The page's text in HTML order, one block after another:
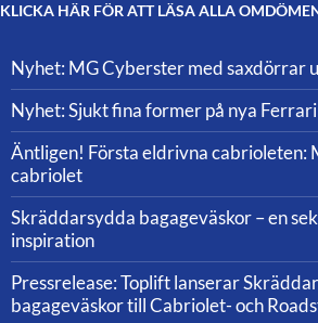
KLICKA HÄR FÖR ATT LÄSA ALLA
Nyhet: MG Cyberster med saxdörrar
Nyhet: Sjukt fina former på nya
Äntligen! Första eldrivna cabrioleten:
cabriolet
Skräddarsydda bagageväskor – en
inspiration
Pressrelease: Toplift lanserar
bagageväskor till Cabriolet- och